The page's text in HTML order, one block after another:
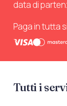
data di
Paga in tutta
Tutti i